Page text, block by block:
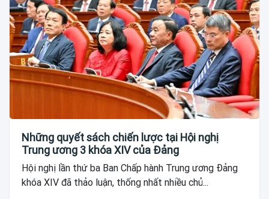
Những quyết sách chiến lược tại Hội nghị
Trung ương 3 khóa XIV của Đảng
Hội nghị lần thứ ba Ban Chấp hành Trung ương Đảng
khóa XIV đã thảo luận, thống nhất nhiều chủ...